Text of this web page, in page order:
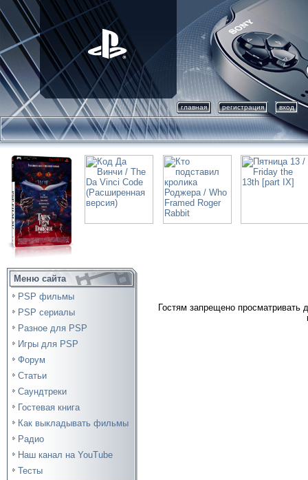
главная регистрация вход
Меню сайта
PSP фильмы
PSP сериалы
Разное для PSP
Игры для PSP
Форум
Статьи
Саундтреки
Гостевая книга
Как выкладывать фильмы
Радио
Наш канал на YouTube
Тесты
Гостям запрещено просматривать